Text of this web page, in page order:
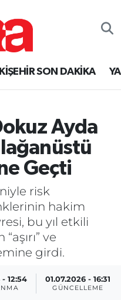
SON DAKİKA
Ayda
Geçti
risk
hakim
bu yıl etkili
ve
girdi.
- 12:54 01.07.2026 - 16:31
GÜNCELLEME